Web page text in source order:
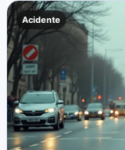
Acidente